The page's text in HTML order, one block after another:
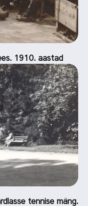
1910. aastad
tennise mäng.